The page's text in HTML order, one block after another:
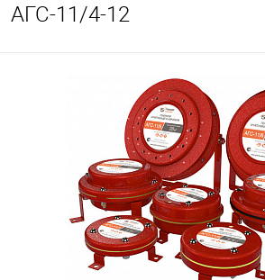
АГС-11/4-12